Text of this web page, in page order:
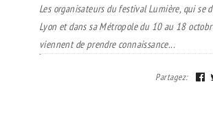
Les organisateurs du festival Lumière, qui se
Lyon et dans sa Métropole du 10 au 18
viennent de prendre connaissance...
Partagez: